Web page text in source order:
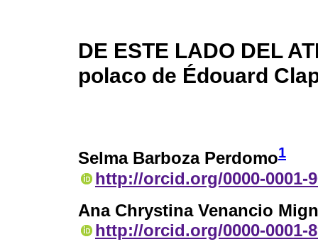
DE ESTE LADO DEL
polaco de Édouard
Selma Barboza Perdomo1
http://orcid.org/0000-0001-
Ana Chrystina Venancio
http://orcid.org/0000-0001-